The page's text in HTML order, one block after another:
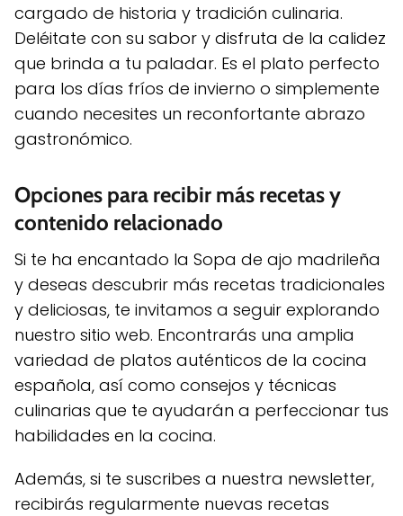
cargado de historia y tradición culinaria.
Deléitate con su sabor y disfruta de la calidez
que brinda a tu paladar. Es el plato perfecto
para los días fríos de invierno o simplemente
cuando necesites un reconfortante abrazo
gastronómico.
Opciones para recibir más recetas y
contenido relacionado
Si te ha encantado la Sopa de ajo madrileña
y deseas descubrir más recetas tradicionales
y deliciosas, te invitamos a seguir explorando
nuestro sitio web. Encontrarás una amplia
variedad de platos auténticos de la cocina
española, así como consejos y técnicas
culinarias que te ayudarán a perfeccionar tus
habilidades en la cocina.
Además, si te suscribes a nuestra newsletter,
recibirás regularmente nuevas recetas